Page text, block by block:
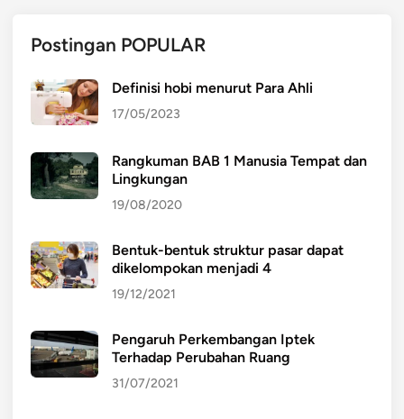
Postingan POPULAR
Definisi hobi menurut Para Ahli
17/05/2023
Rangkuman BAB 1 Manusia Tempat dan
Lingkungan
19/08/2020
Bentuk-bentuk struktur pasar dapat
dikelompokan menjadi 4
19/12/2021
Pengaruh Perkembangan Iptek
Terhadap Perubahan Ruang
31/07/2021